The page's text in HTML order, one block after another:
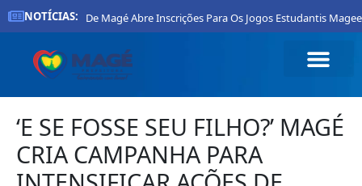
NOTÍCIAS:
Prefeitura De Magé Abre Inscrições Para Os Jogos Estudantis
‘E SE FOSSE SEU FILHO?’ MAGÉ
CRIA CAMPANHA PARA